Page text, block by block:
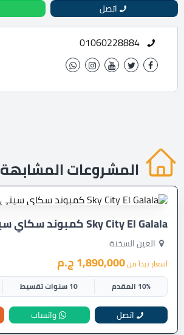
اتصل
01060228884
المشروعات المشابهة
Sky City El Galala كمبوند سكاي سيتي الجلالة
العين السخنة
أسعار تبدأ من1,890,000 ج.م
10% المقدم 10 سنوات تقسيط
اتصل واتساب